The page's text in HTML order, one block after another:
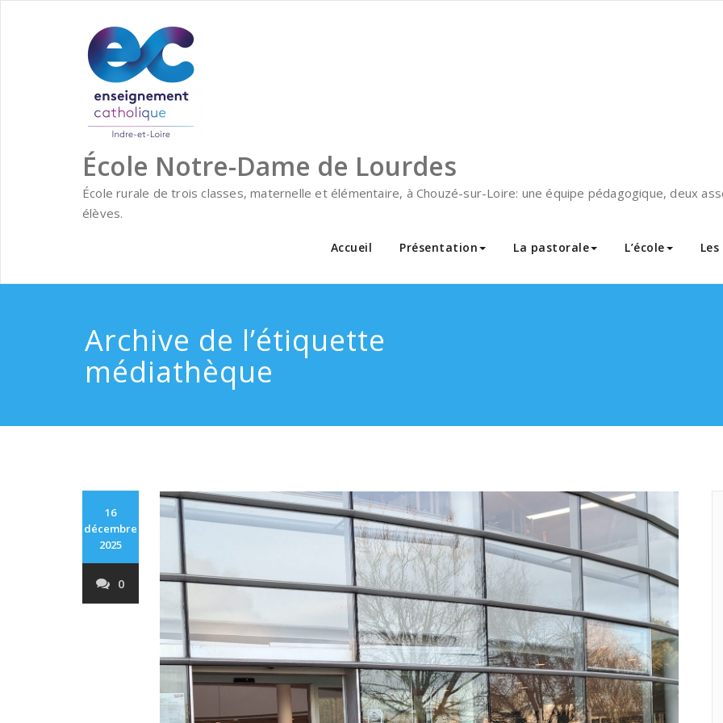
École Notre-Dame de Lourdes
École rurale de trois classes, maternelle et élémentaire, à Chouzé-sur-Loire: une équipe pédagogique, deux
élèves.
Accueil Présentation La pastorale L’école
Archive de l’étiquette
médiathèque
16
décembre
2025
0